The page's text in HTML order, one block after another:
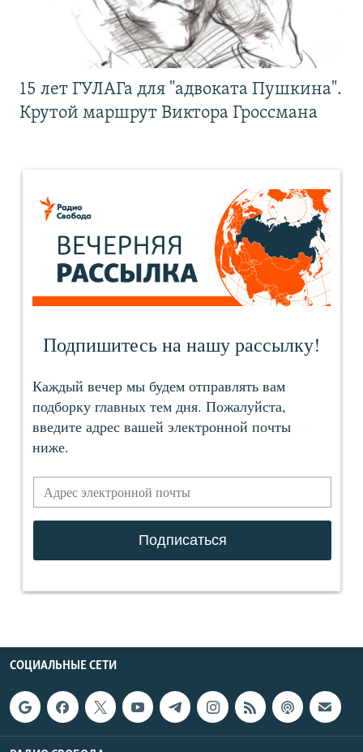
15 лет ГУЛАГа для "адвоката Пушкина".
Крутой маршрут Виктора Гроссмана
СОЦИАЛЬНЫЕ СЕТИ